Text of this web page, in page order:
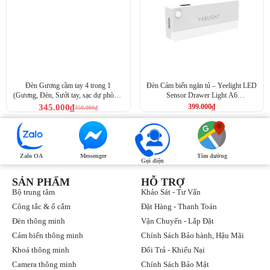
thanh cảm ứng Yeelight Sensor Cabinet Light
những lợi ích mà nó đem lại cho cuộc sống của bạn!
Đèn Gương cầm tay 4 trong 1
(Gương, Đèn, Sưởi tay, sạc dự phòng)
– Yeelight Handheld Mirror 4-in-1
350.000₫
345.000₫
Đèn Cảm biến ngăn tủ – Yeelight LED
Sensor Drawer Light A6
(YLCTD001)
399.000₫
Zalo OA
Messenger
Gọi điện
Tìm đường
HỖ TRỢ
Khảo Sát - Tư Vấn
Đặt Hàng - Thanh Toán
Vận Chuyển - Lắp Đặt
Chính Sách Bảo hành, Hậu Mãi
Đổi Trả - Khiếu Nại
Chính Sách Bảo Mật
SẢN PHẨM
Bộ trung tâm
Công tắc & ổ cắm
Đèn thông minh
Cảm biến thông minh
Khoá thông minh
Camera thông minh